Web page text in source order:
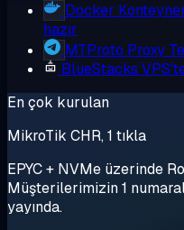
Docker
hazır
MTProto Proxy
BlueStacks
En çok kurulan
MikroTik CHR, 1 tıkla
EPYC + NVMe üzerinde
Müşterilerimizin 1
yayında.